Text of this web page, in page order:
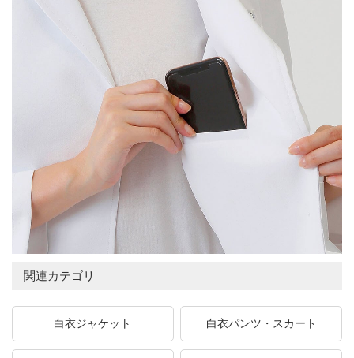
関連カテゴリ
白衣ジャケット 白衣パンツ・スカート